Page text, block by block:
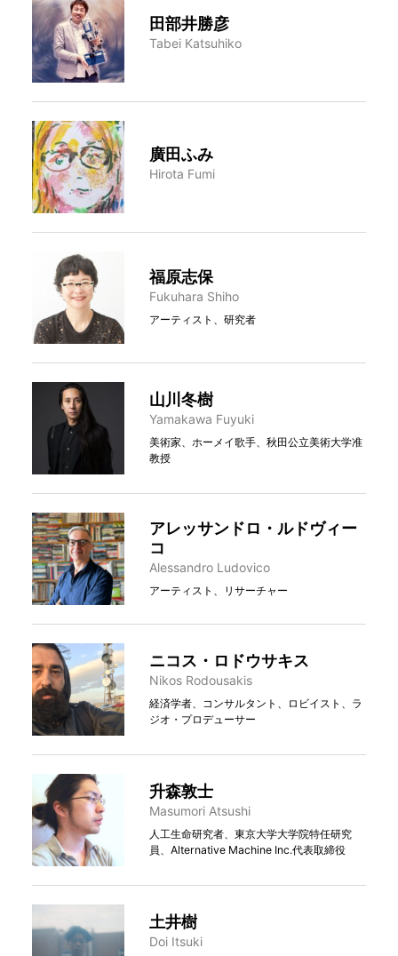
田部井勝彦
Tabei Katsuhiko
廣田ふみ
Hirota Fumi
福原志保
Fukuhara Shiho
アーティスト、研究者
山川冬樹
Yamakawa Fuyuki
美術家、ホーメイ歌手、秋田公立美術大学准
教授
アレッサンドロ・ルドヴィー
コ
Alessandro Ludovico
アーティスト、リサーチャー
ニコス・ロドウサキス
Nikos Rodousakis
経済学者、コンサルタント、ロビイスト、ラ
ジオ・プロデューサー
升森敦⼠
Masumori Atsushi
人工生命研究者、東京大学大学院特任研究
員、Alternative Machine Inc.代表取締役
土井樹
Doi Itsuki